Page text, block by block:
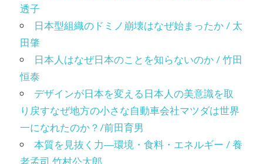
透子
日本型組織のドミノ崩壊はなぜ始まったか / 太
田肇
日本人はなぜ日本のことを知らないのか / 竹田
恒泰
デザインが日本を変える日本人の美意識を取
り戻すなぜ地方の小さな自動車会社マツダは世界
一になれたのか？/前田育男
本質を見抜く力―環境・食料・エネルギー / 養